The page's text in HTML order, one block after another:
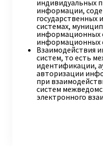
индивидуальных
информации,
системах,
информационных
информационных
Взаимодействия
систем, то есть
идентификации,
авторизации
при
систем
электронного